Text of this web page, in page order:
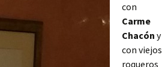
con
Carme
Chacón y
con viejos
roqueros